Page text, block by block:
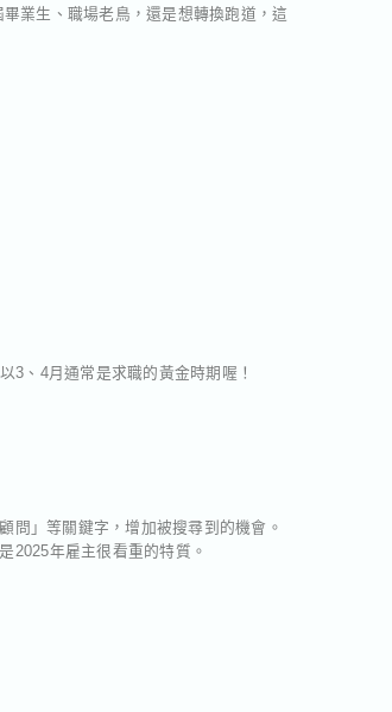
業生、職場老鳥，還是想轉換跑道，這
3、4月通常是求職的黃金時期喔！
問」等關鍵字，增加被搜尋到的機會。
2025年雇主很看重的特質。